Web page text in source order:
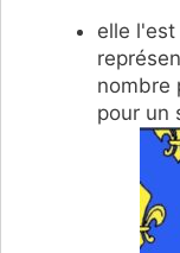
elle l'est
nombre
pour un